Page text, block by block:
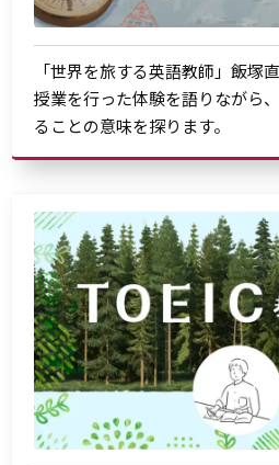
「世界を旅する英語教師」飯塚
授業を行った体験を語りながら
ることの意味を探ります。